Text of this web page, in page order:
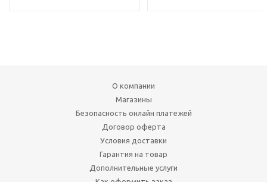
О компании
Магазины
Безопасность онлайн платежей
Договор оферта
Условия доставки
Гарантия на товар
Дополнительные услуги